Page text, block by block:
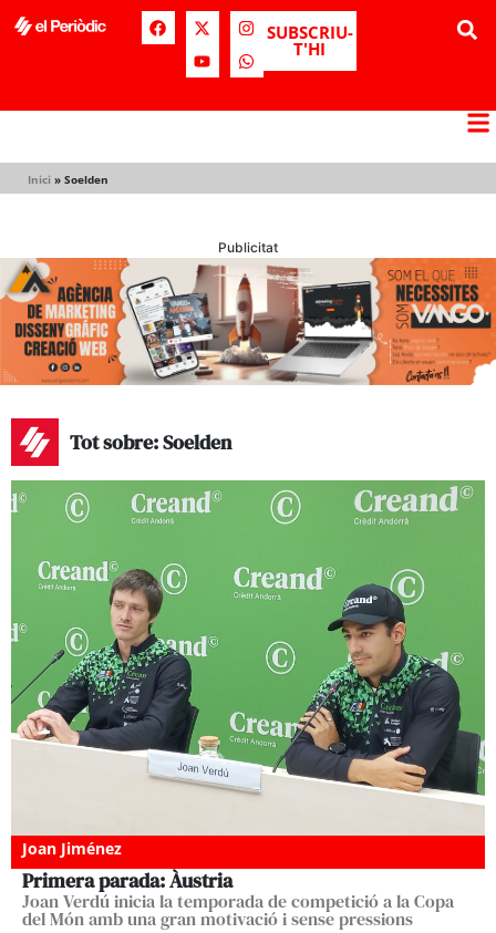
SUBSCRIU-
T'HI
Inici » Soelden
Publicitat
Tot sobre: Soelden
Joan Jiménez
Primera parada: Àustria
Joan Verdú inicia la temporada de competició a la Copa
del Món amb una gran motivació i sense pressions